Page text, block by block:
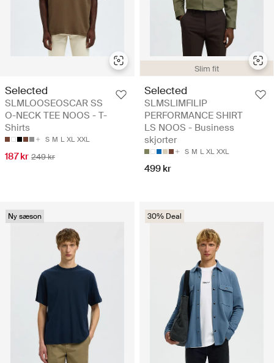
Selected
SLMLOOSEOSCAR SS
O-NECK TEE NOOS - T-
Shirts
S M L XL XXL
187 kr 249 kr
Slim fit
Selected
SLMSLIMFILIP
PERFORMANCE SHIRT
LS NOOS - Business
skjorter
S M L XL XXL
499 kr
Ny sæson 30% Deal